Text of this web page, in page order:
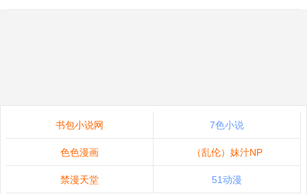
书包小说网 7色小说
色色漫画 （乱伦）妹汁NP
禁漫天堂 51动漫